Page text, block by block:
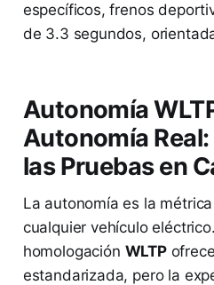
específicos, frenos
de 3.3 segundos,
Autonomía
Autonomía
las Pruebas en
La autonomía es la
cualquier vehículo
homologación WLTP
estandarizada, pero la